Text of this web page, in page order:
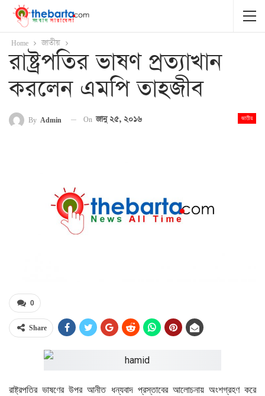
Home জাতীয়
রাষ্ট্রপতির ভাষণ প্রত্যাখান
করলেন এমপি তাহজীব
জাতীয়
By Admin On জানু ২৫, ২০১৬
0
Share
রাষ্ট্রপতির ভাষণের উপর আনীত ধন্যবাদ প্রস্তাবের আলোচনায় অংশগ্রহণ করে